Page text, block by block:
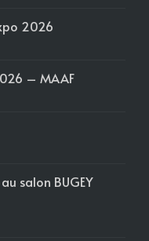
2026
– MAAF
salon BUGEY